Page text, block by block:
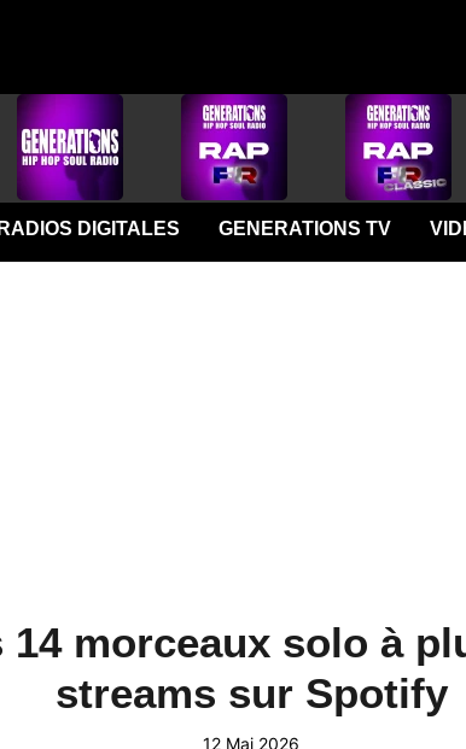
RADIOS DIGITALES GENERATIONS TV
morceaux solo à
streams sur Spotify
12 Mai 2026